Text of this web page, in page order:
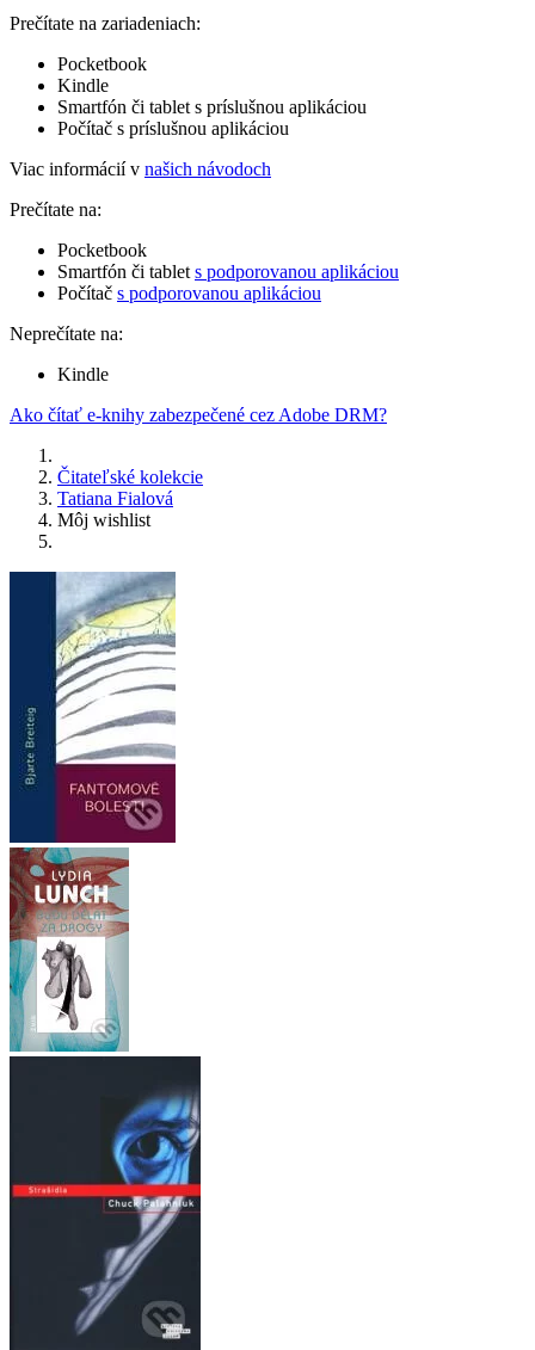
Prečítate na zariadeniach:
Pocketbook
Kindle
Smartfón či tablet s príslušnou aplikáciou
Počítač s príslušnou aplikáciou
Viac informácií v našich návodoch
Prečítate na:
Pocketbook
Smartfón či tablet s podporovanou aplikáciou
Počítač s podporovanou aplikáciou
Neprečítate na:
Kindle
Ako čítať e-knihy zabezpečené cez Adobe DRM?
Čitateľské kolekcie
Tatiana Fialová
Môj wishlist